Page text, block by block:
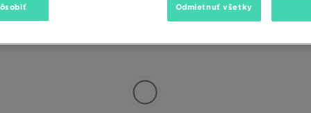
Odmietnuť všetky